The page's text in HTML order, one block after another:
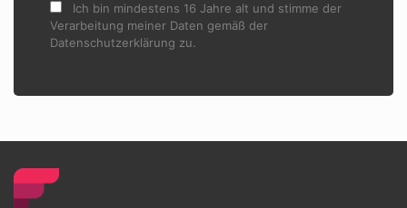
Ich bin mindestens 16 Jahre alt und stimme der
Verarbeitung meiner Daten gemäß der
Datenschutzerklärung zu.